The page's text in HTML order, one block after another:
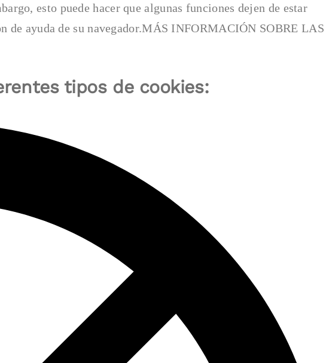
esto puede hacer que algunas funciones dejen de estar
ayuda de su navegador.MÁS INFORMACIÓN SOBRE LAS
tipos de cookies: